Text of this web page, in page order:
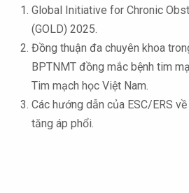
Global Initiative for Chronic
(GOLD) 2025.
Đồng thuận đa chuyên khoa
BPTNMT đồng mắc bệnh tim
Tim mạch học Việt Nam.
Các hướng dẫn của ESC/ERS
tăng áp phổi.